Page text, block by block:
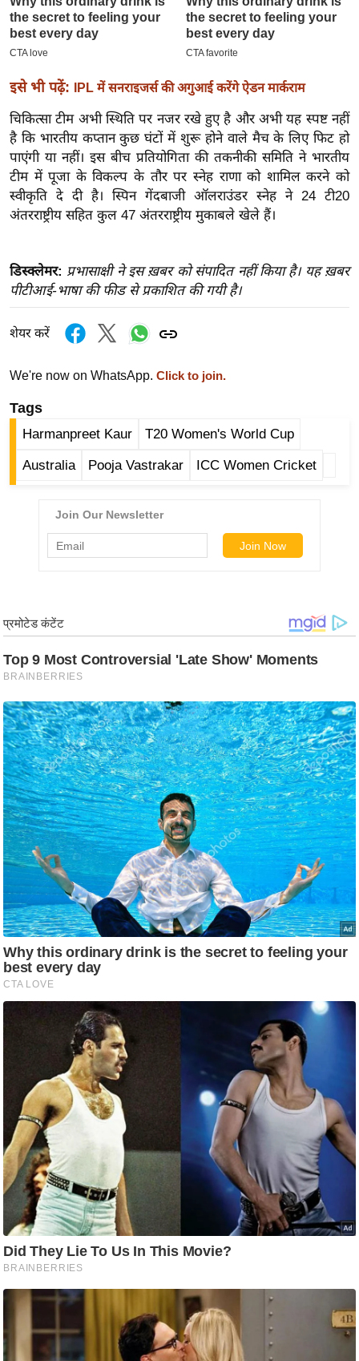
-
पे
प
मि
सा
ल
बे
मि
सा
श
ख्सि
य
त
ग
डि
या
सा
टो
व
र्ल्ड
न्यू
ज
ब्री
फ
म
नो
रं
ज
न
ज
ग
त
बॉ
ली
वु
ड
फि
ल्म
स
मी
क्षा
B
e
a
k
इसे भी पढ़ें: IPL में सनराइजर्स की अगुआई करेंगे ऐडन मार्कराम
चिकित्सा टीम अभी स्थिति पर नजर रखे हुए है और अभी यह स्पष्ट नहीं
है कि भारतीय कप्तान कुछ घंटों में शुरू होने वाले मैच के लिए फिट हो
पाएंगी या नहीं। इस बीच प्रतियोगिता की तकनीकी समिति ने भारतीय
टीम में पूजा के विकल्प के तौर पर स्नेह राणा को शामिल करने को
स्वीकृति दे दी है। स्पिन गेंदबाजी ऑलराउंडर स्नेह ने 24 टी20
अंतरराष्ट्रीय सहित कुल 47 अंतरराष्ट्रीय मुकाबले खेले हैं।
डिस्क्लेमर: प्रभासाक्षी ने इस ख़बर को संपादित नहीं किया है। यह ख़बर
पीटीआई-भाषा की फीड से प्रकाशित की गयी है।
शेयर करें
We're now on WhatsApp. Click to join.
Tags
Harmanpreet Kaur T20 Women's World Cup
Australia Pooja Vastrakar ICC Women Cricket